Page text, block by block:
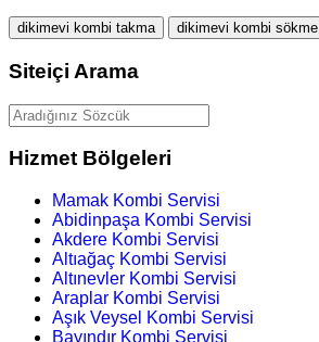
dikimevi kombi takma dikimevi kombi sökme
Siteiçi Arama
Hizmet Bölgeleri
Mamak Kombi Servisi
Abidinpaşa Kombi Servisi
Akdere Kombi Servisi
Altıağaç Kombi Servisi
Altınevler Kombi Servisi
Araplar Kombi Servisi
Aşık Veysel Kombi Servisi
Bayındır Kombi Servisi